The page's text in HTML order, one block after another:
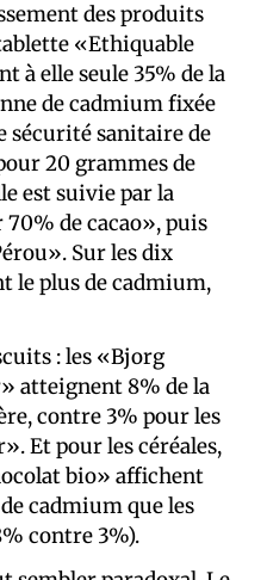
des produits
«Ethiquable
à elle seule 35% de la
de cadmium fixée
sécurité sanitaire de
20 grammes de
est suivie par la
de cacao», puis
Sur les dix
le plus de cadmium,
: les «Bjorg
atteignent 8% de la
contre 3% pour les
Et pour les céréales,
bio» affichent
cadmium que les
contre 3%).